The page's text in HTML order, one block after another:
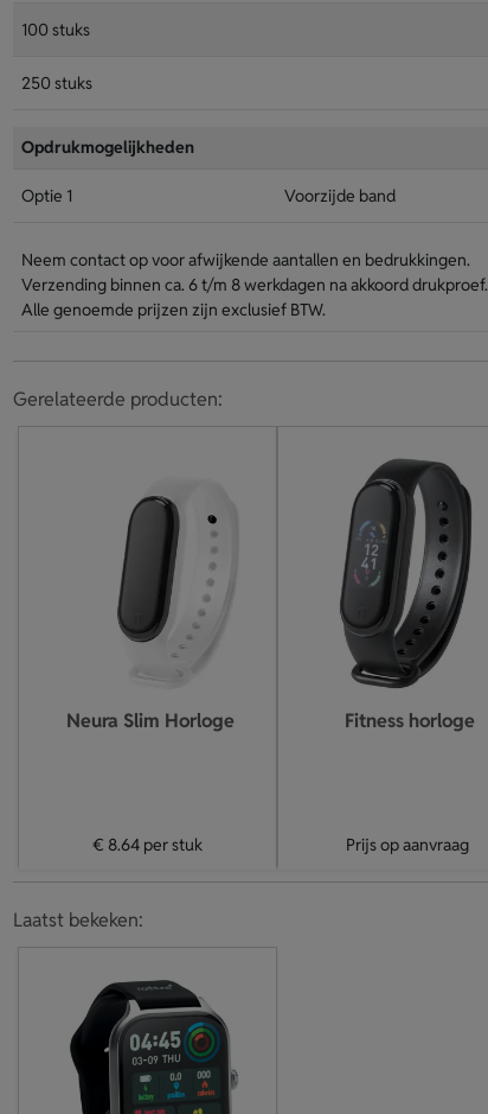
100 stuks
250 stuks
Opdrukmogelijkheden
Optie 1 Voorzijde band
Neem contact op voor afwijkende aantallen en bedrukkingen.
Verzending binnen ca. 6 t/m 8 werkdagen na akkoord drukproef.
Alle genoemde prijzen zijn exclusief BTW.
Gerelateerde producten:
Neura Slim Horloge
€ 8.64 per stuk
Fitness horloge
Prijs op aanvraag
Laatst bekeken: